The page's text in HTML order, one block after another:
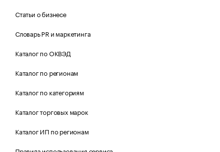
Статьи о бизнесе
Словарь PR и маркетинга
Каталог по ОКВЭД
Каталог по регионам
Каталог по категориям
Каталог торговых марок
Каталог ИП по регионам